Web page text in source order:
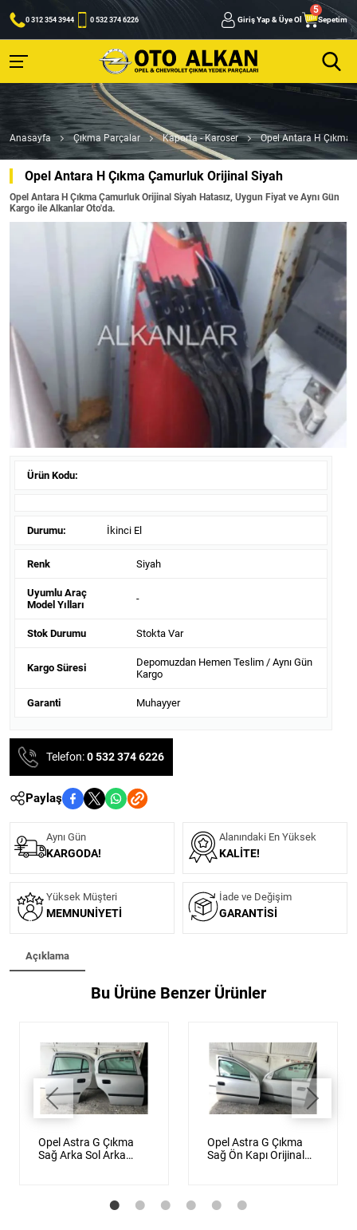
0 312 354 3944 0 532 374 6226 Giriş Yap & Üye Ol Sepetim
Anasayfa Çıkma Parçalar Kaporta - Karoser Opel Antara H
Opel Antara H Çıkma Çamurluk Orijinal Siyah
Opel Antara H Çıkma Çamurluk Orijinal Siyah Hatasız, Uygun Fiyat ve Aynı Gün
Kargo ile Alkanlar Oto'da.
Ürün Kodu:
Durumu: İkinci El
Renk Siyah
Uyumlu Araç
Model Yılları
-
Stok Durumu Stokta Var
Kargo Süresi
Depomuzdan Hemen Teslim / Aynı Gün
Kargo
Garanti Muhayyer
Telefon:0 532 374 6226
Paylaş
Aynı Gün
KARGODA!
Alanındaki En Yüksek
KALITE!
Yüksek Müşteri
MEMNUNIYETI
İade ve Değişim
GARANTISI
Açıklama
Bu Ürüne Benzer Ürünler
Opel Astra G Çıkma
Sağ Arka Sol Arka
Opel Astra G Çıkma
Sağ Ön Kapı Orijinal